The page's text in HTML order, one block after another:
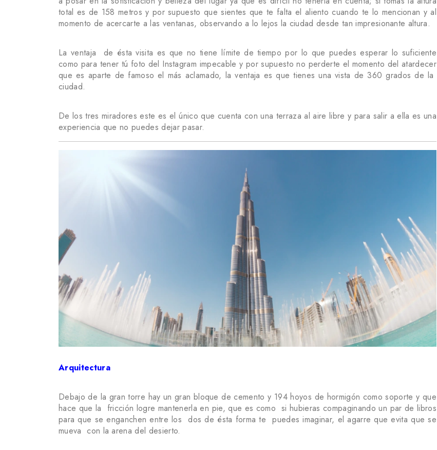
total es de 158 metros y por supuesto que sientes que te falta el aliento cuando te lo mencionan y al
momento de acercarte a las ventanas, observando a lo lejos la ciudad desde tan impresionante altura.
La ventaja de ésta visita es que no tiene límite de tiempo por lo que puedes esperar lo suficiente
como para tener tú foto del Instagram impecable y por supuesto no perderte el momento del atardecer
que es aparte de famoso el más aclamado, la ventaja es que tienes una vista de 360 grados de la
ciudad.
De los tres miradores este es el único que cuenta con una terraza al aire libre y para salir a ella es una
experiencia que no puedes dejar pasar.
Arquitectura
Debajo de la gran torre hay un gran bloque de cemento y 194 hoyos de hormigón como soporte y que
hace que la fricción logre mantenerla en pie, que es como si hubieras compaginando un par de libros
para que se enganchen entre los dos de ésta forma te puedes imaginar, el agarre que evita que se
mueva con la arena del desierto.